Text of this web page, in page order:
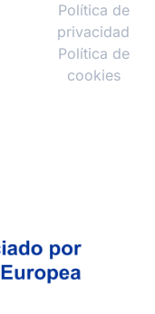
Política de
privacidad
Política de
cookies